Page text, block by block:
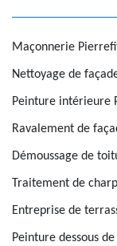
Maçonnerie
Nettoyage de
Peinture intérieure
Ravalement de
Démoussage de
Traitement de
Entreprise de
Peinture dessous